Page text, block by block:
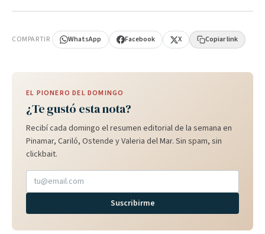
COMPARTIR WhatsApp Facebook X Copiar link
EL PIONERO DEL DOMINGO
¿Te gustó esta nota?
Recibí cada domingo el resumen editorial de la semana en
Pinamar, Cariló, Ostende y Valeria del Mar. Sin spam, sin
clickbait.
Suscribirme